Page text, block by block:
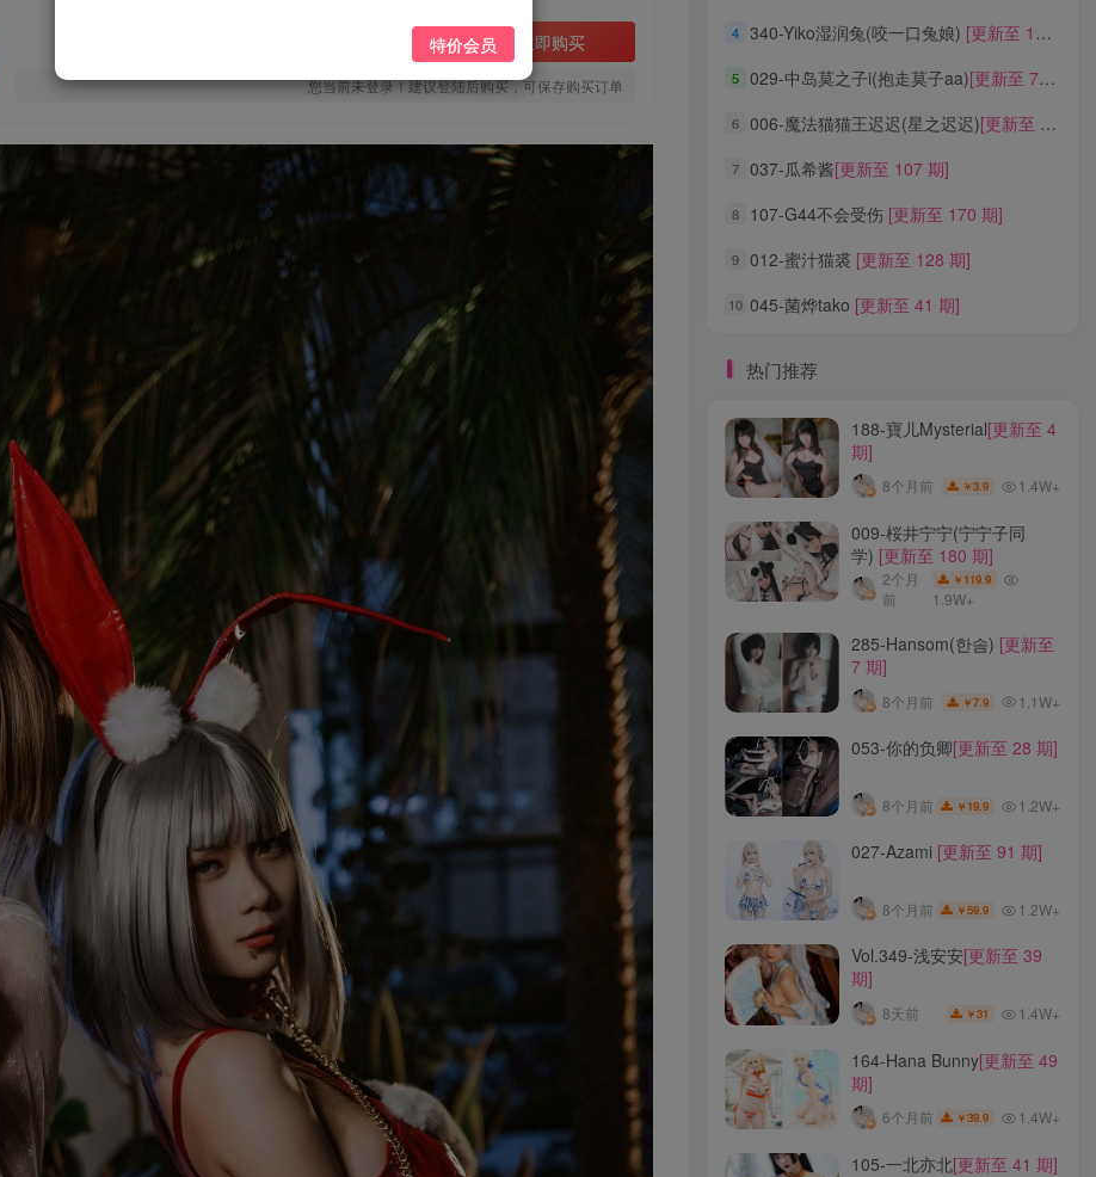
立即购买
您当前未登录！建议登陆后购买，可保存购买订单
4 340-Yiko湿润兔(咬一口兔娘) [更新至 136 期]
5 029-中岛莫之子i(抱走莫子aa)[更新至 76 期]
6 006-魔法猫猫王迟迟(星之迟迟)[更新至 320 期]
7 037-瓜希酱[更新至 107 期]
8 107-G44不会受伤 [更新至 170 期]
9 012-蜜汁猫裘 [更新至 128 期]
10 045-菌烨tako [更新至 41 期]
热门推荐
188-寶儿Mysterial[更新至 4
期]
8个月前 ￥3.9 1.4W+
009-桜井宁宁(宁宁子同
学) [更新至 180 期]
2个月
前
￥ 119.9
1.9W+
285-Hansom(한솜) [更新至
7 期]
8个月前 ￥7.9 1.1W+
053-你的负卿[更新至 28 期]
8个月前 ￥ 19.9 1.2W+
027-Azami [更新至 91 期]
8个月前 ￥59.9 1.2W+
Vol.349-浅安安[更新至 39
期]
8天前 ￥31 1.4W+
164-Hana Bunny[更新至 49
期]
6个月前 ￥39.9 1.4W+
105-一北亦北[更新至 41 期]
4 340-Yiko湿润兔(咬一口兔娘) [更新至 136 期]
5 029-中岛莫之子i(抱走莫子aa)[更新至 76 期]
6 006-魔法猫猫王迟迟(星之迟迟)[更新至 320 期]
7 037-瓜希酱[更新至 107 期]
8 107-G44不会受伤 [更新至 170 期]
9 012-蜜汁猫裘 [更新至 128 期]
10 045-菌烨tako [更新至 41 期]
标签云
龙年活动 龙宫地狱 龙娘图鉴
龙娘
龙姬
龙华妃咲JK
龙华妃咲
黛尔 黑龙贯通
黑黑麦
黑馆晴奈
黑靡烟旗袍 黑钻兔子
黑金
黑贞德泳装
黑贞兔子
黑见茜香
黑见芹香
黑裤妹
热门推荐
期]
学)[更新至 180 期]
7 期]
特价会员